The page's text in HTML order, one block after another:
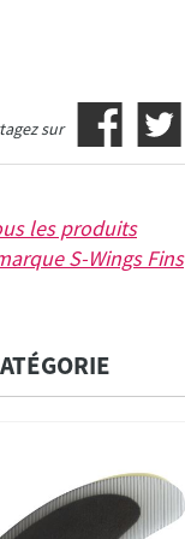
sur
les produits
S-Wings Fins